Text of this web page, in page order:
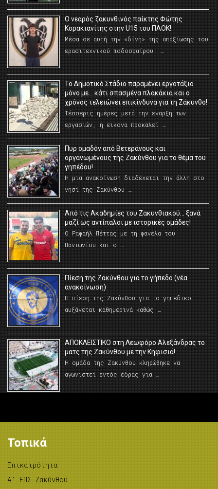
O νεαρός ζακυνθινός παίκτης Φώτης
Κορακιανίτης στην U15 του ΠΑΟΚ!
Μέσα σε αυτή την «δίνη» της απαξίωσης του
ερασιτεχνικού ποδοσφαίρου. …
Το Δημοτικό Στάδιο παραμένει εργοτάξιο
μόνο με… κάτι σπασμένα πλακάκια και ο
χρόνος τελειώνει επικίνδυνα για τη Ζάκυνθο!
Τέσσερις ημέρες μετά την έναρξη των
εργασιών, η εικόνα προκαλεί …
Πυρ ομαδόν από Βετεράνους και
οργανωμένους της Ζακύνθου για το θέμα του
γηπέδου!
Η μια ανακοίνωση διαδέχεται την άλλη στο
νησί της Ζακύνθου …
Από τις Ακαδημίες του Ζακυνθιακού… ξανά
μαζί ως αντίπαλοι με ιστορικές ομάδες!
Ο Ραφαήλ Πέττας με τη φανέλα του
Πανιωνίου και ο …
Πίεση της Ζακύνθου για το γήπεδο (νέα
ανακοίνωση)
Η πίεση της Ζακύνθου για το γηπεδικο
αυξάνεται καθημερινά καθώς …
AΠΟΚΛΕΙΣΤΙΚΟ στη Λεωφόρο Αλεξάνδρας το
ματς της Ζακύνθου με την Κηφισιά!
Η ομάδα της Ζακύνθου κληρώθηκε να
αγωνιστεί εντός έδρας για …
Τοπικά
Επικαιρότητα
A’ ΕΠΣ Ζακύνθου